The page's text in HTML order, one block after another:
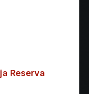
Reserva